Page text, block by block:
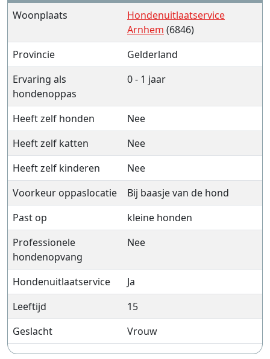
Woonplaats
Hondenuitlaatservice
Arnhem (6846)
Provincie
Gelderland
Ervaring als
hondenoppas
0 - 1 jaar
Heeft zelf honden
Nee
Heeft zelf katten
Nee
Heeft zelf kinderen
Nee
Voorkeur oppaslocatie
Bij baasje van de hond
Past op
kleine honden
Professionele
hondenopvang
Nee
Hondenuitlaatservice
Ja
Leeftijd
15
Geslacht
Vrouw